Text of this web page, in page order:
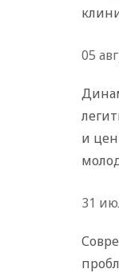
05
и
31